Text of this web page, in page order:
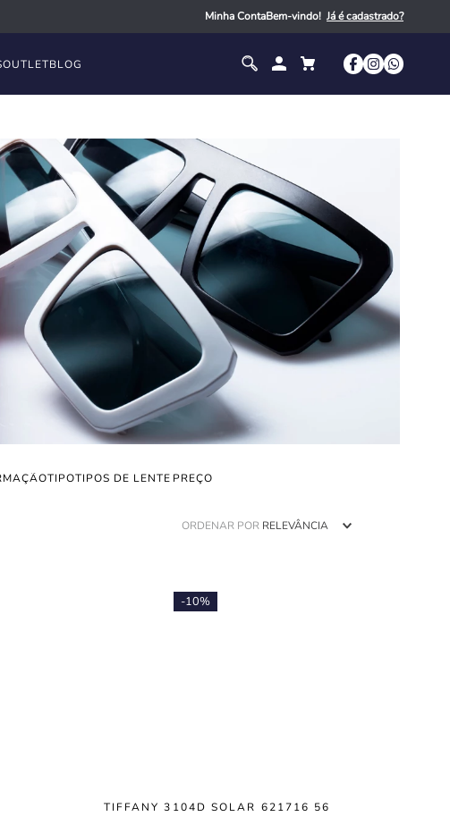
Minha ContaBem-vindo!
OUTLETBLOG
TIPOTIPOS DE LENTE
ORDENAR POR RELEVÂNCIA
-10%
TIFFANY 3104D SOLAR 621716 56